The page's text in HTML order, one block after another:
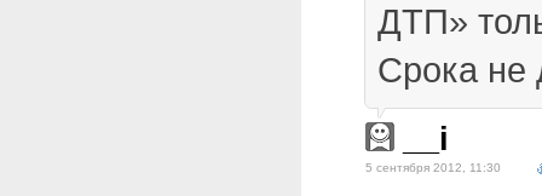
ДТП»
Срока не
__i
5 сентября 2012, 11:30